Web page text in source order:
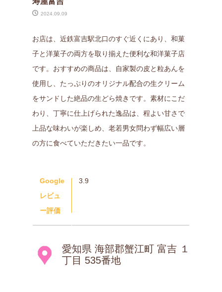
2024.09.09
お店は、近鉄富吉駅北口のすぐ近くにあり、和菓
子と洋菓子の両方を取り揃えた便利な和洋菓子店
です。おすすめの商品は、自家製の皮と粒あんを
使用し、たっぷりのオリジナル配合の生クリーム
をサンドした絶品の生どら焼きです。素材にこだ
わり、丁寧に仕上げられた逸品は、程よい甘さで
上品な味わいが楽しめ、老若男女問わず幅広い層
の方に食べていただきたい一品です。
Google
レビュ
ー評価
3.9
愛知県 海部郡蟹江町 富吉 １
丁目 535番地